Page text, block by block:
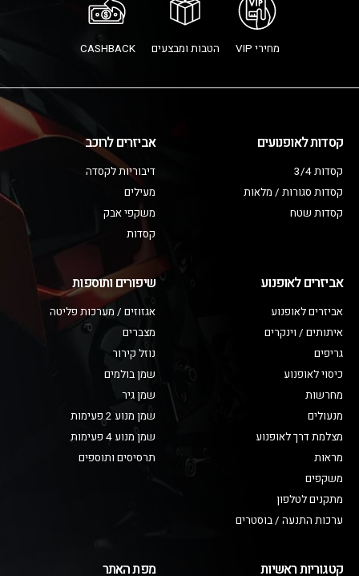
מחירי VIP הטבות ומבצעים CASHBACK
קסדות לאופנועים
קסדות 3/4
קסדות סגורות / מלאות
קסדות שטח
אביזרים לרוכב
דיבוריות לקסדה
מעילים
משקפי אבק
קסדות
אביזרים לאופנוע
אביזרים לאופנוע
איתותים / וינקרים
גריפים
כיסוי לאופנוע
מחרשות
מנעולים
מצלמת דרך לאופנוע
מראות
משקפים
מתקנים לטלפון
ערכות התנעה / בוסטרים
שיפורים ותוספות
אגזוזים / מערכות פליטה
מצברים
נוזל קירור
שמן בולמים
שמן גיר
שמן מנוע 2 פעימות
שמן מנוע 4 פעימות
תרסיסים ותוספים
קטגוריות ראשיות מפת האתר